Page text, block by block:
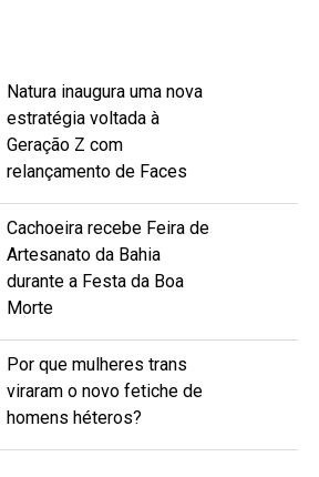
Natura inaugura uma nova
estratégia voltada à
Geração Z com
relançamento de Faces
Cachoeira recebe Feira de
Artesanato da Bahia
durante a Festa da Boa
Morte
Por que mulheres trans
viraram o novo fetiche de
homens héteros?